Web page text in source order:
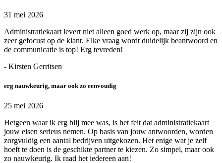
31 mei 2026
Administratiekaart levert niet alleen goed werk op, maar zij zijn ook
zeer gefocust op de klant. Elke vraag wordt duidelijk beantwoord en
de communicatie is top! Erg tevreden!
- Kirsten Gerritsen
erg nauwkeurig, maar ook zo eenvoudig
25 mei 2026
Hetgeen waar ik erg blij mee was, is het feit dat administratiekaart
jouw eisen serieus nemen. Op basis van jouw antwoorden, worden
zorgvuldig een aantal bedrijven uitgekozen. Het enige wat je zelf
hoeft te doen is de geschikte partner te kiezen. Zo simpel, maar ook
zo nauwkeurig. Ik raad het iedereen aan!